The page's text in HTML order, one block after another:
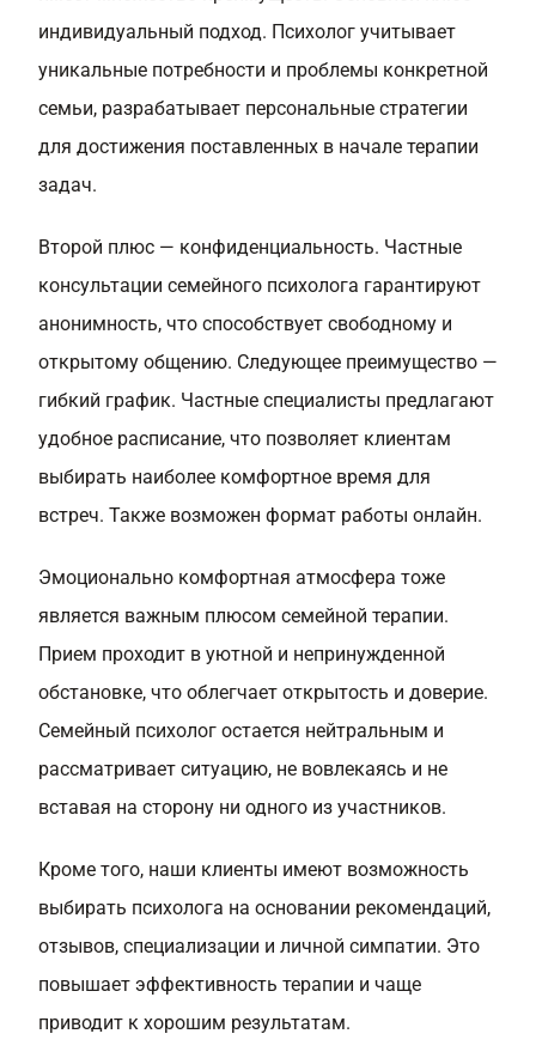
индивидуальный подход. Психолог учитывает
уникальные потребности и проблемы конкретной
семьи, разрабатывает персональные стратегии
для достижения поставленных в начале терапии
задач.
Второй плюс — конфиденциальность. Частные
консультации семейного психолога гарантируют
анонимность, что способствует свободному и
открытому общению. Следующее преимущество —
гибкий график. Частные специалисты предлагают
удобное расписание, что позволяет клиентам
выбирать наиболее комфортное время для
встреч. Также возможен формат работы онлайн.
Эмоционально комфортная атмосфера тоже
является важным плюсом семейной терапии.
Прием проходит в уютной и непринужденной
обстановке, что облегчает открытость и доверие.
Семейный психолог остается нейтральным и
рассматривает ситуацию, не вовлекаясь и не
вставая на сторону ни одного из участников.
Кроме того, наши клиенты имеют возможность
выбирать психолога на основании рекомендаций,
отзывов, специализации и личной симпатии. Это
повышает эффективность терапии и чаще
приводит к хорошим результатам.